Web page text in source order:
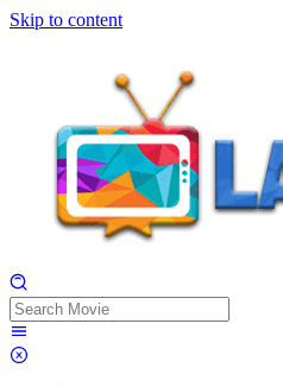
Skip to content